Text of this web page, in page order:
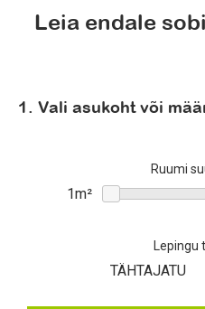
Leia endale
1. Vali asukoht või
Ruumi
Lepingu
TÄHTAJATU